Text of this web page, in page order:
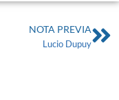
NOTA PREVIA
Lucio Dupuy